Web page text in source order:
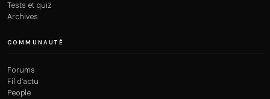
Tests et quiz
Archives
COMMUNAUTÉ
Forums
Fil d’actu
People